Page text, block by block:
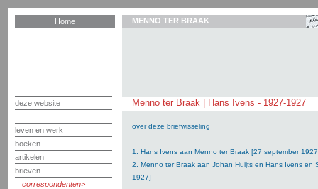
Home
deze website
leven en werk
boeken
artikelen
brieven
correspondenten
MENNO TER BRAAK
Menno ter Braak | Hans Ivens - 1927-1927
over deze briefwisseling
1. Hans Ivens aan Menno ter Braak [27 september
2. Menno ter Braak aan Johan Huijts en Hans Ivens en
1927]